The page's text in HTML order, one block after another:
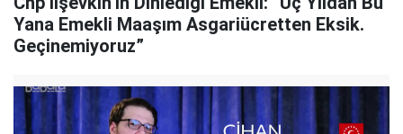
Yana Emekli Maaşım Asgariücretten Eksik.
Geçinemiyoruz”